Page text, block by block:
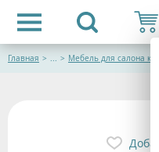
Главная > ... > Мебель для салона